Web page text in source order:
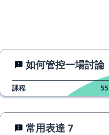
如何管控一場討論
課程 55
常用表達 7